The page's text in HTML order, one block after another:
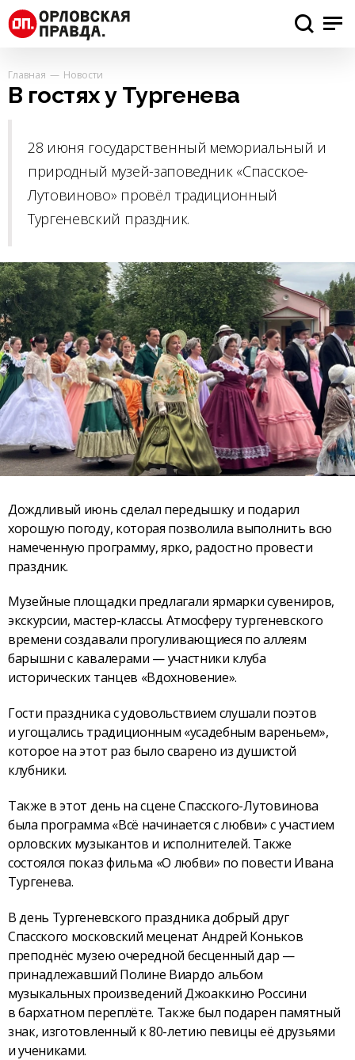
Главная Новости
В гостях у Тургенева
28 июня государственный мемориальный и
природный музей-заповедник «Спасское-
Лутовиново» провёл традиционный
Тургеневский праздник.
Дождливый июнь сделал передышку и подарил
хорошую погоду, которая позволила выполнить всю
намеченную программу, ярко, радостно провести
праздник.
Музейные площадки предлагали ярмарки сувениров,
экскурсии, мастер-классы. Атмосферу тургеневского
времени создавали прогуливающиеся по аллеям
барышни с кавалерами — участники клуба
исторических танцев «Вдохновение».
Гости праздника с удовольствием слушали поэтов
и угощались традиционным «усадебным вареньем»,
которое на этот раз было сварено из душистой
клубники.
Также в этот день на сцене Спасского-Лутовинова
была программа «Всё начинается с любви» с участием
орловских музыкантов и исполнителей. Также
состоялся показ фильма «О любви» по повести Ивана
Тургенева.
В день Тургеневского праздника добрый друг
Спасского московский меценат Андрей Коньков
преподнёс музею очередной бесценный дар —
принадлежавший Полине Виардо альбом
музыкальных произведений Джоаккино Россини
в бархатном переплёте. Также был подарен памятный
знак, изготовленный к 80-летию певицы её друзьями
и учениками.